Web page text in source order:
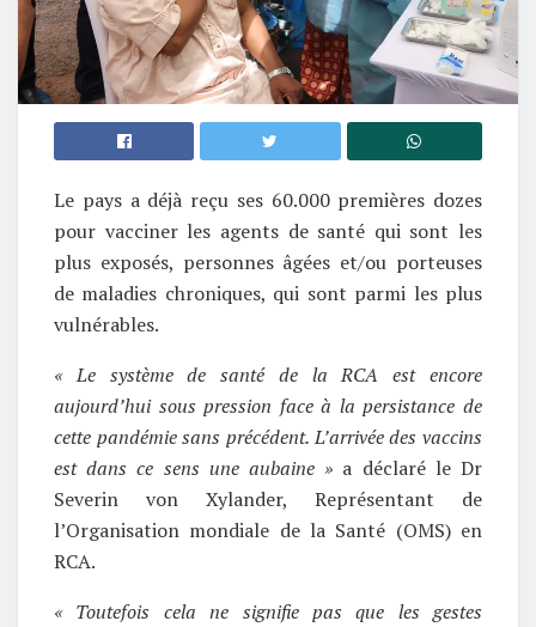
Le pays a déjà reçu ses 60.000 premières dozes
pour vacciner les agents de santé qui sont les
plus exposés, personnes âgées et/ou porteuses
de maladies chroniques, qui sont parmi les plus
vulnérables.
« Le système de santé de la RCA est encore
aujourd’hui sous pression face à la persistance de
cette pandémie sans précédent. L’arrivée des vaccins
est dans ce sens une aubaine » a déclaré le Dr
Severin von Xylander, Représentant de
l’Organisation mondiale de la Santé (OMS) en
RCA.
« Toutefois cela ne signifie pas que les gestes